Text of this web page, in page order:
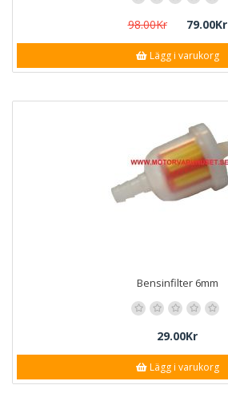
98.00Kr 79.00Kr
Lägg i varukorg
Bensinfilter 6mm
29.00Kr
Lägg i varukorg